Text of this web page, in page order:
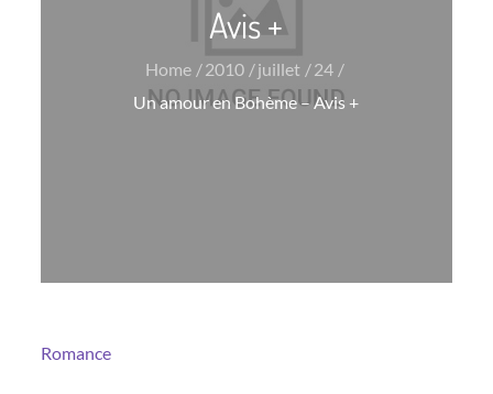
Avis +
Home 2010 juillet
24
Un amour en Bohème – Avis +
Romance